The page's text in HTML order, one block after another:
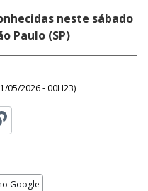
neste sábado
Paulo (SP)
05/2026 - 00H23)
Google